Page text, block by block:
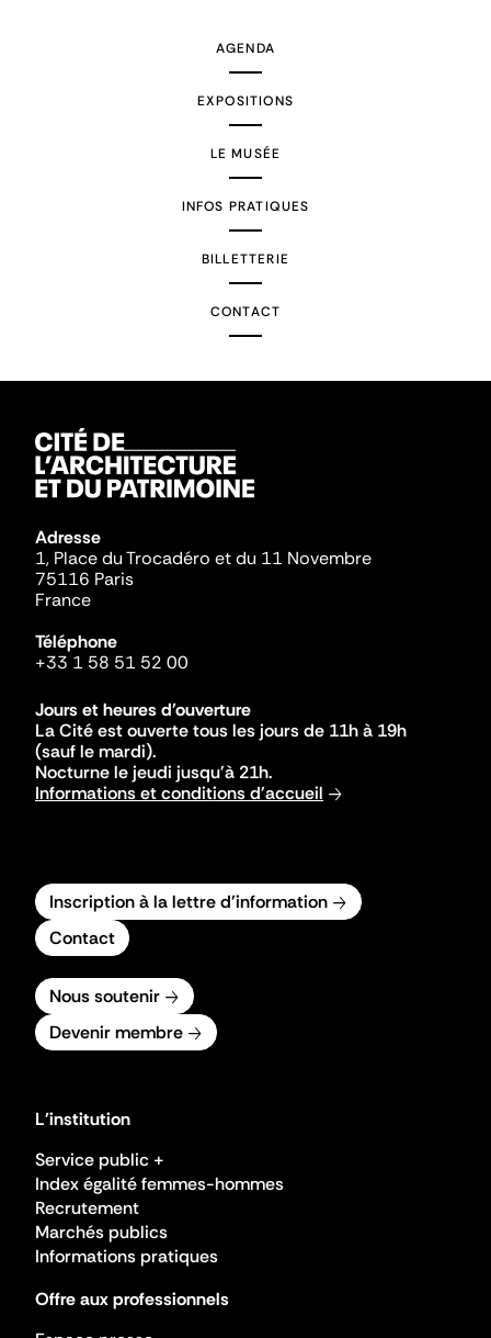
AGENDA
EXPOSITIONS
LE MUSÉE
INFOS PRATIQUES
BILLETTERIE
CONTACT
Adresse
1, Place du Trocadéro et du 11 Novembre
75116 Paris
France
Téléphone
+33 1 58 51 52 00
Jours et heures d'ouverture
La Cité est ouverte tous les jours de 11h à 19h
(sauf le mardi).
Nocturne le jeudi jusqu'à 21h.
Informations et conditions d'accueil
Inscription à la lettre d'information
Contact
Nous soutenir
Devenir membre
L'institution
Service public +
Index égalité femmes-hommes
Recrutement
Marchés publics
Informations pratiques
Offre aux professionnels